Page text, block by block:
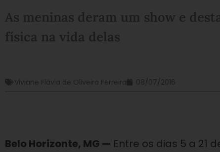
As meninas deram um show e
física na vida delas
Viviane Flávia de Oliveira Ferreira 08/07/2016
Belo Horizonte, MG — Entre os dias 5 a 21